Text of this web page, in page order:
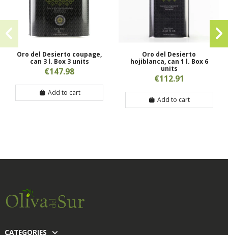
Oro del Desierto coupage,
can 3 l. Box 3 units
€147.98
Add to cart
Oro del Desierto
hojiblanca, can 1 l. Box 6
units
€112.91
Add to cart
CATEGORIES